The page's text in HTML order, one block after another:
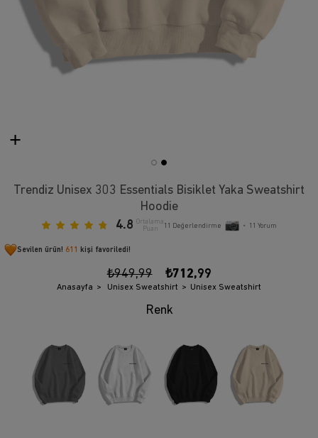
Trendiz Unisex 303 Essentials Bisiklet Yaka Sweatshirt
Hoodie
4.8 Ortalama
Puan
11 Değerlendirme • 11 Yorum
Sevilen ürün! 611 kişi favoriledi!
₺949,99 ₺712,99
Anasayfa Unisex Sweatshirt Unisex Sweatshirt